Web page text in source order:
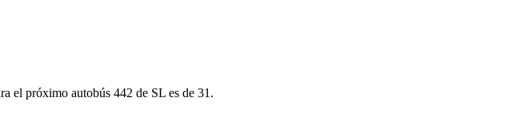
el próximo autobús 442 de SL es de 31.